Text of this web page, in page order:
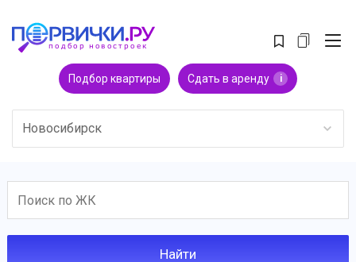
Подбор квартиры Сдать в аренду i
Новосибирск